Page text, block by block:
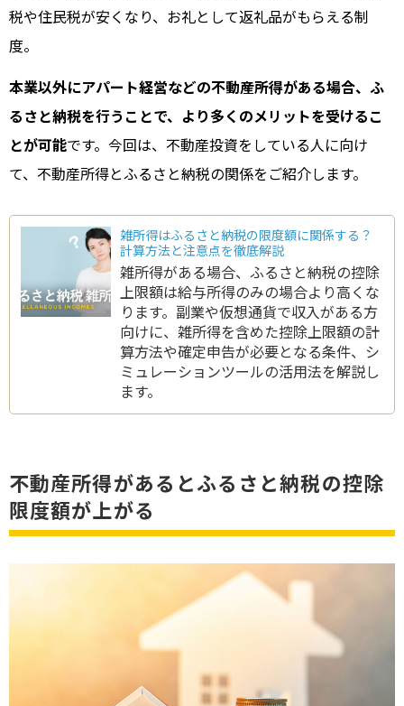
税や住民税が安くなり、お礼として返礼品がもらえる制
度。
本業以外にアパート経営などの不動産所得がある場合、ふ
るさと納税を行うことで、より多くのメリットを受けるこ
とが可能です。今回は、不動産投資をしている人に向け
て、不動産所得とふるさと納税の関係をご紹介します。
雑所得はふるさと納税の限度額に関係する？
計算方法と注意点を徹底解説
雑所得がある場合、ふるさと納税の控除
上限額は給与所得のみの場合より高くな
ります。副業や仮想通貨で収入がある方
向けに、雑所得を含めた控除上限額の計
算方法や確定申告が必要となる条件、シ
ミュレーションツールの活用法を解説し
ます。
不動産所得があるとふるさと納税の控除
限度額が上がる